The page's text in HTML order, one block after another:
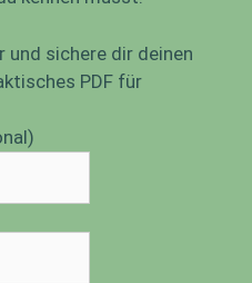
und sichere dir deinen
PDF für